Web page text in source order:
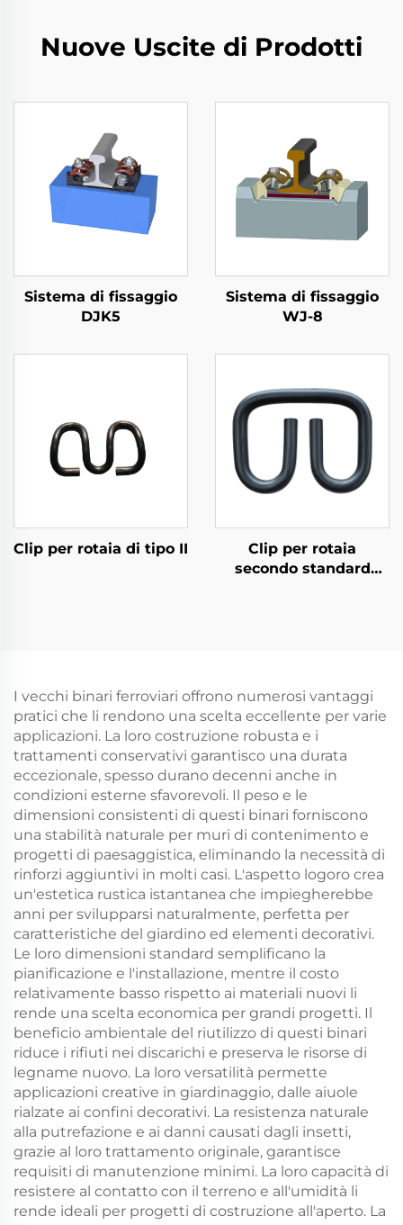
Nuove Uscite di Prodotti
Sistema di fissaggio
DJK5
Sistema di fissaggio
WJ-8
Clip per rotaia di tipo II
Clip per rotaia
secondo standard
I vecchi binari ferroviari offrono numerosi vantaggi
pratici che li rendono una scelta eccellente per varie
applicazioni. La loro costruzione robusta e i
trattamenti conservativi garantisco una durata
eccezionale, spesso durano decenni anche in
condizioni esterne sfavorevoli. Il peso e le
dimensioni consistenti di questi binari forniscono
una stabilità naturale per muri di contenimento e
progetti di paesaggistica, eliminando la necessità di
rinforzi aggiuntivi in molti casi. L'aspetto logoro crea
un'estetica rustica istantanea che impiegherebbe
anni per svilupparsi naturalmente, perfetta per
caratteristiche del giardino ed elementi decorativi.
Le loro dimensioni standard semplificano la
pianificazione e l'installazione, mentre il costo
relativamente basso rispetto ai materiali nuovi li
rende una scelta economica per grandi progetti. Il
beneficio ambientale del riutilizzo di questi binari
riduce i rifiuti nei discarichi e preserva le risorse di
legname nuovo. La loro versatilità permette
applicazioni creative in giardinaggio, dalle aiuole
rialzate ai confini decorativi. La resistenza naturale
alla putrefazione e ai danni causati dagli insetti,
grazie al loro trattamento originale, garantisce
requisiti di manutenzione minimi. La loro capacità di
resistere al contatto con il terreno e all'umidità li
rende ideali per progetti di costruzione all'aperto. La